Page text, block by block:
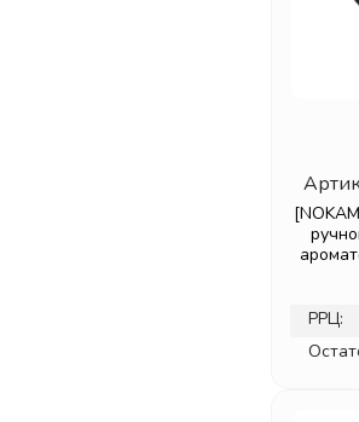
РРЦ: